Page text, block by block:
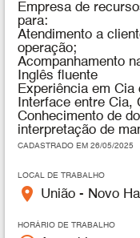
Empresa de
para:
Atendimento a
operação;
Acompanhamento
Inglês fluente
Experiência em
Interface entre Cia,
Conhecimento de
interpretação de
CADASTRADO EM 26/05/2025
LOCAL DE TRABALHO
place União - Novo
HORÁRIO DE TRABALHO